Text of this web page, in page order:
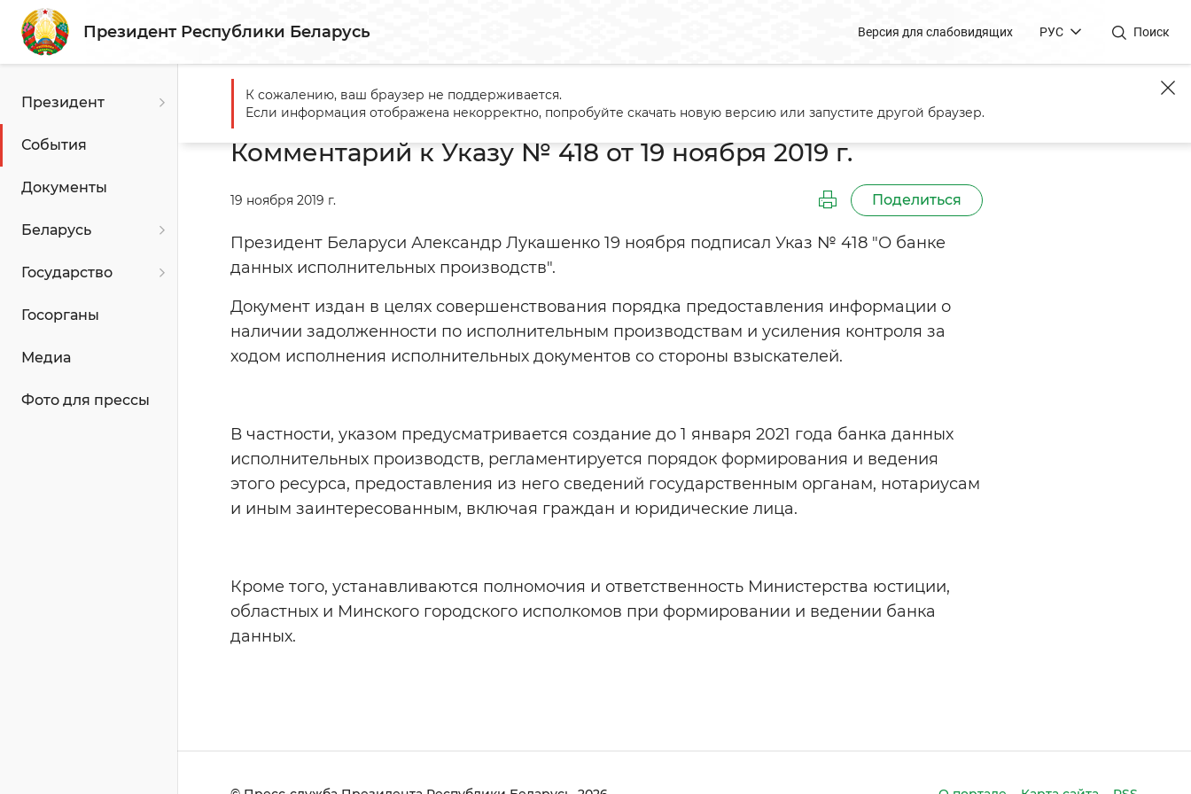
Президент Республики Беларусь Версия для слабовидящих РУС Поиск
Президент
События
Документы
Беларусь
Государство
Госорганы
Медиа
Фото для прессы
Главная События Комментарий к Указу № 418 от 19 ноября 2019 г.
Комментарий к Указу № 418 от 19 ноября 2019 г.
19 ноября 2019 г. Поделиться
Президент Беларуси Александр Лукашенко 19 ноября подписал Указ № 418 "О банке
данных исполнительных производств".
Документ издан в целях совершенствования порядка предоставления информации о
наличии задолженности по исполнительным производствам и усиления контроля за
ходом исполнения исполнительных документов со стороны взыскателей.
В частности, указом предусматривается создание до 1 января 2021 года банка данных
исполнительных производств, регламентируется порядок формирования и ведения
этого ресурса, предоставления из него сведений государственным органам, нотариусам
и иным заинтересованным, включая граждан и юридические лица.
Кроме того, устанавливаются полномочия и ответственность Министерства юстиции,
областных и Минского городского исполкомов при формировании и ведении банка
данных.
К сожалению, ваш браузер не поддерживается.
Если информация отображена некорректно, попробуйте скачать новую версию или запустите другой браузер.